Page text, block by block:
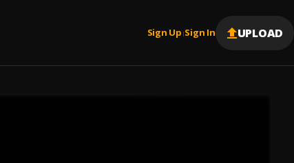
Sign Up |Sign In UPLOAD